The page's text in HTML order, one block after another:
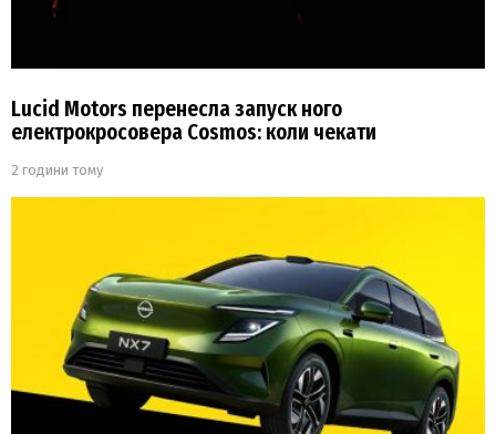
Lucid Motors перенесла запуск ного
електрокросовера Cosmos: коли чекати
2 години тому